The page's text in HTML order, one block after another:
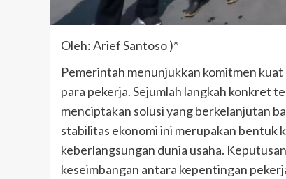
Oleh: Arief Santoso )*
Pemerintah menunjukkan komitmen
para pekerja. Sejumlah langkah konkret
menciptakan solusi yang berkelanjutan
stabilitas ekonomi ini merupakan bentuk
keberlangsungan dunia usaha.
keseimbangan antara kepentingan